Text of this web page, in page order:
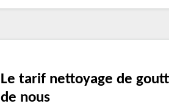
Le tarif nettoyage de
de nous